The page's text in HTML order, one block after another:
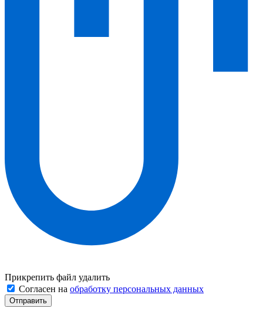
Прикрепить файл удалить
Согласен на обработку персональных данных